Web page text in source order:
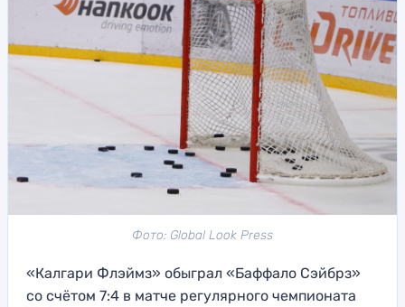
Фото: Global Look Press
«Калгари Флэймз» обыграл «Баффало Сэйбрз»
со счётом 7:4 в матче регулярного чемпионата